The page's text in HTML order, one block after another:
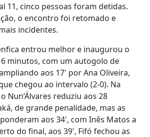
11, cinco pessoas foram detidas.
o encontro foi retomado e
incidentes.
entrou melhor e inaugurou o
minutos, com um autogolo de
aos 17' por Ana Oliveira,
chegou ao intervalo (2-0). Na
Nun’Álvares reduziu aos 28
de grande penalidade, mas as
aos 34', com Inês Matos a
do final, aos 39', Fifó fechou as